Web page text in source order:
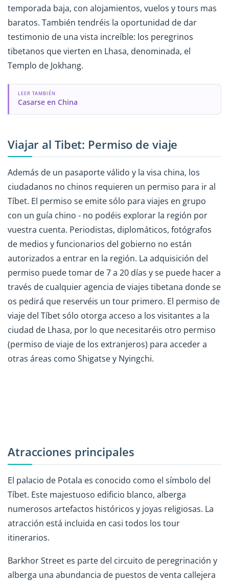
temporada baja, con alojamientos, vuelos y tours mas
baratos. También tendréis la oportunidad de dar
testimonio de una vista increíble: los peregrinos
tibetanos que vierten en Lhasa, denominada, el
Templo de Jokhang.
LEER TAMBIÉN
Casarse en China
Viajar al Tibet: Permiso de viaje
Además de un pasaporte válido y la visa china, los
ciudadanos no chinos requieren un permiso para ir al
Tíbet. El permiso se emite sólo para viajes en grupo
con un guía chino - no podéis explorar la región por
vuestra cuenta. Periodistas, diplomáticos, fotógrafos
de medios y funcionarios del gobierno no están
autorizados a entrar en la región. La adquisición del
permiso puede tomar de 7 a 20 días y se puede hacer a
través de cualquier agencia de viajes tibetana donde se
os pedirá que reservéis un tour primero. El permiso de
viaje del Tíbet sólo otorga acceso a los visitantes a la
ciudad de Lhasa, por lo que necesitaréis otro permiso
(permiso de viaje de los extranjeros) para acceder a
otras áreas como Shigatse y Nyingchi.
Atracciones principales
El palacio de Potala es conocido como el símbolo del
Tíbet. Este majestuoso edificio blanco, alberga
numerosos artefactos históricos y joyas religiosas. La
atracción está incluida en casi todos los tour
itinerarios.
Barkhor Street es parte del circuito de peregrinación y
alberga una abundancia de puestos de venta callejera